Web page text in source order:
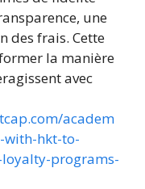
une
des frais. Cette
la manière
avec
academ
with-hkt-to-
programs-